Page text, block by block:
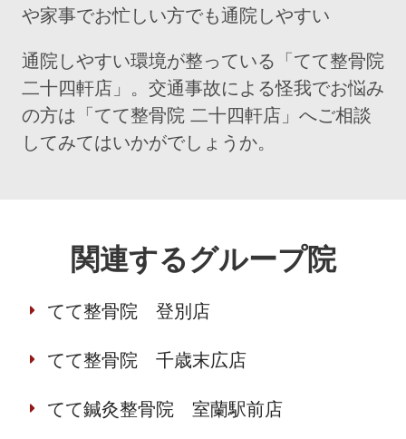
や家事でお忙しい方でも通院しやすい
通院しやすい環境が整っている「てて整骨院
二十四軒店」。交通事故による怪我でお悩み
の方は「てて整骨院 二十四軒店」へご相談
してみてはいかがでしょうか。
関連するグループ院
てて整骨院 登別店
てて整骨院 千歳末広店
てて鍼灸整骨院 室蘭駅前店